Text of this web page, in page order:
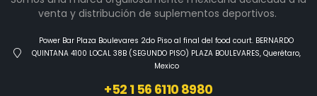
venta y distribución de suplementos deportivos.
Power Bar Plaza Boulevares 2do Piso al final del food court. BERNARDO
QUINTANA 4100 LOCAL 38B (SEGUNDO PISO) PLAZA BOULEVARES, Querétaro,
Mexico
+52 1 56 6110 8980